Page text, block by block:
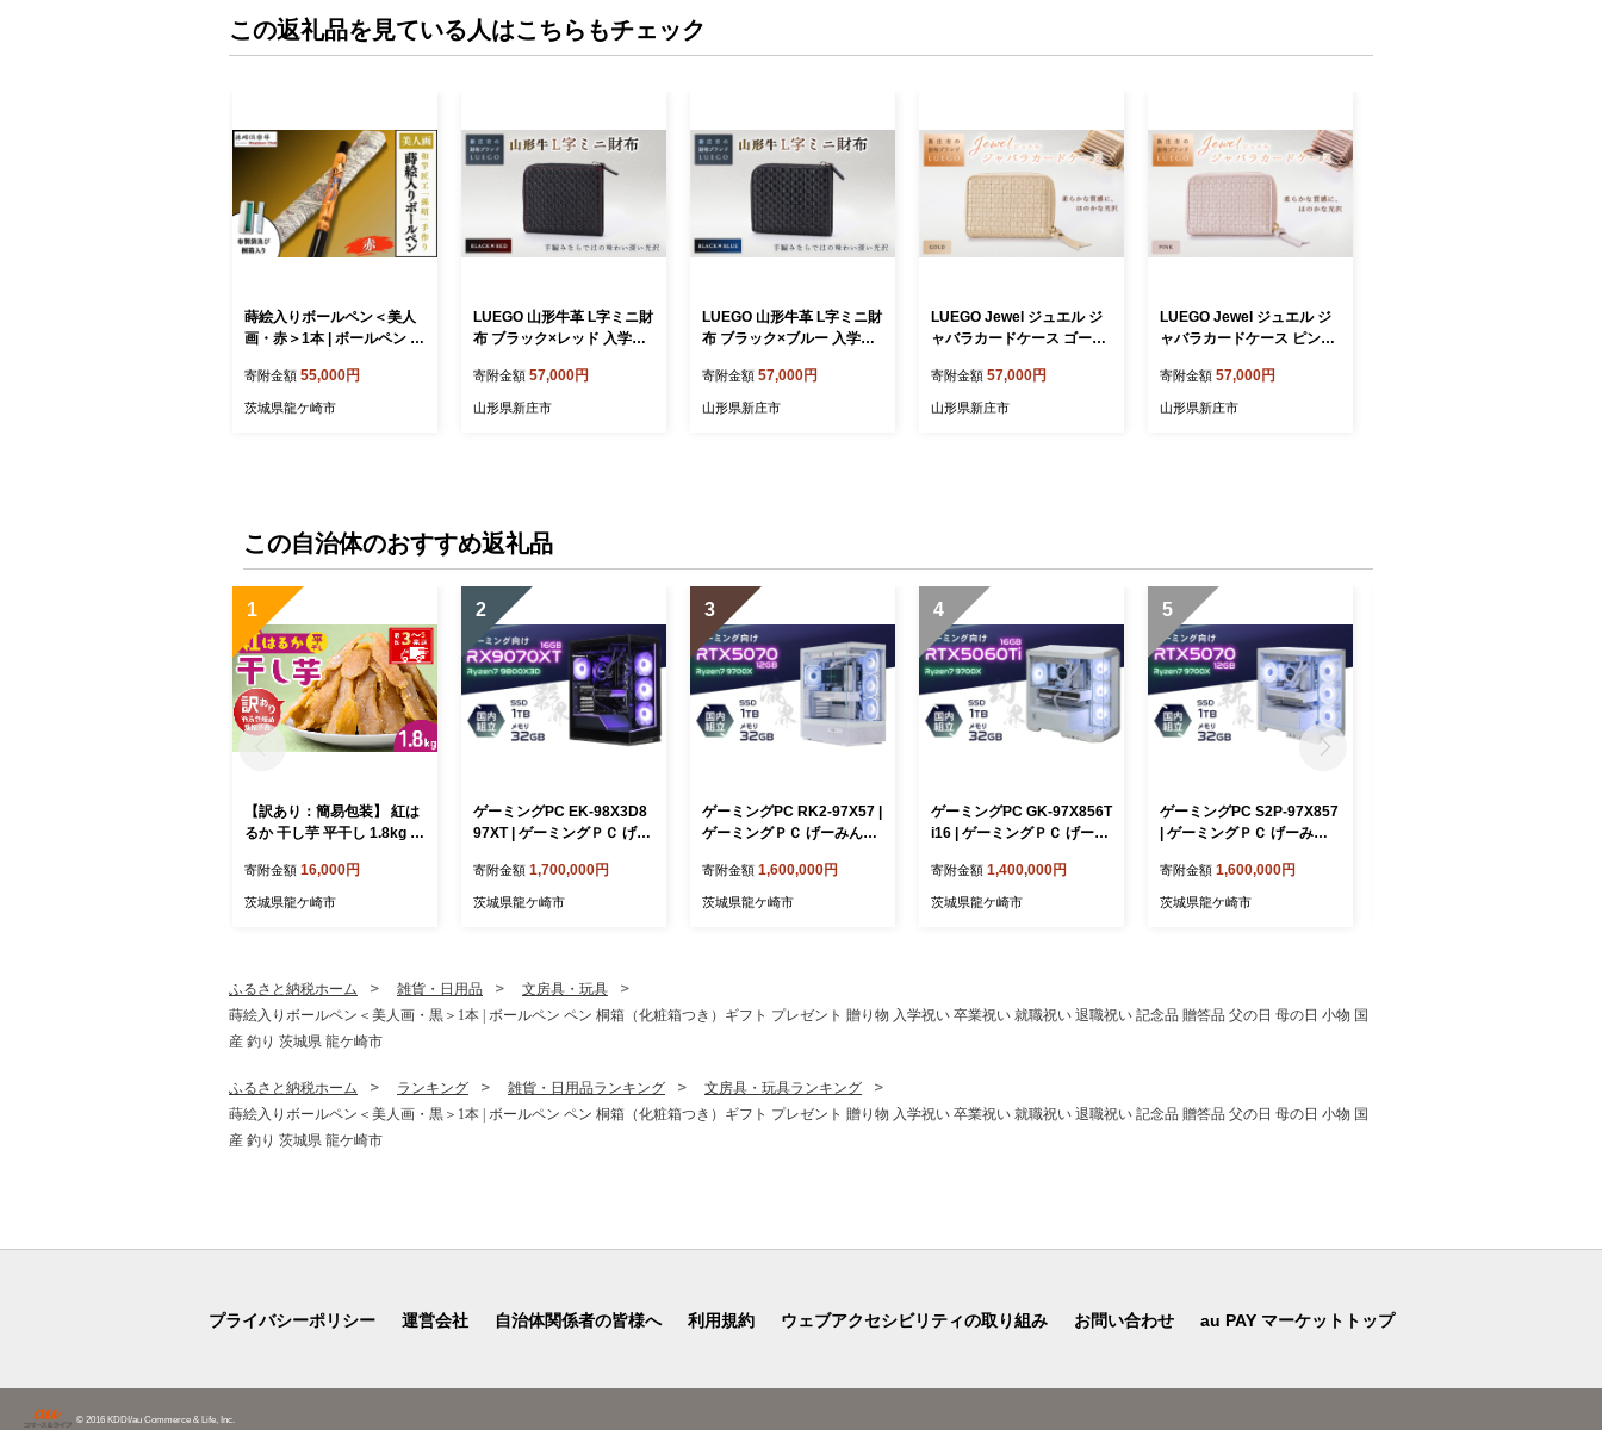
この返礼品を見ている人はこちらもチェック
蒔絵入りボールペン＜美人
画・赤＞1本 | ボールペン ペ
ト プレゼント 贈り物 入学
祝い 卒業祝い 就職祝い 退
寄附金額 55,000円
茨城県龍ケ崎市
LUEGO 山形牛革 L字ミニ財
布 ブラック×レッド 入学祝
祝い 贈り物 贈答 ギフト 人
気 誕生日 プレゼント 母の
寄附金額 57,000円
山形県新庄市
LUEGO 山形牛革 L字ミニ財
布 ブラック×ブルー 入学祝
祝い 贈り物 贈答 ギフト 人
気 誕生日 プレゼント 母の
寄附金額 57,000円
山形県新庄市
LUEGO Jewel ジュエル ジ
ャバラカードケース ゴール
祝い 退職祝い 贈り物 贈答
ギフト 人気 誕生日 プレゼ
寄附金額 57,000円
山形県新庄市
LUEGO Jewel ジュエル ジ
ャバラカードケース ピンク
退職祝い 贈り物 贈答 ギフ
ト 人気 誕生日 プレゼント
寄附金額 57,000円
山形県新庄市
この自治体のおすすめ返礼品
1
【訳あり：簡易包装】 紅は
るか 干し芋 平干し 1.8kg ゆ
不使用 国産 わけあり ほし
いも 干しいも さつまいも
寄附金額 16,000円
茨城県龍ケ崎市
2
ゲーミングPC EK-98X3D8
97XT | ゲーミングＰＣ げー
龍ケ崎市
寄附金額 1,700,000円
茨城県龍ケ崎市
3
ゲーミングPC RK2-97X57 |
ゲーミングＰＣ げーみんぐ
市
寄附金額 1,600,000円
茨城県龍ケ崎市
4
ゲーミングPC GK-97X856T
i16 | ゲーミングＰＣ げーみ
ーズ 茨城県 龍ケ崎市
寄附金額 1,400,000円
茨城県龍ケ崎市
5
ゲーミングPC S2P-97X857
| ゲーミングＰＣ げーみん
崎市
寄附金額 1,600,000円
茨城県龍ケ崎市
ふるさと納税ホーム 雑貨・日用品
文房具・玩具
蒔絵入りボールペン＜美人画・黒＞1本 | ボールペン ペン 桐箱（化粧箱つき）ギフト プレゼント 贈り物 入学祝い 卒業祝い 就職祝い 退職祝い 記念品 贈答品 父の日 母の日 小物 国
産 釣り 茨城県 龍ケ崎市
ふるさと納税ホーム ランキング 雑貨・日用品ランキング
文房具・玩具ランキング
蒔絵入りボールペン＜美人画・黒＞1本 | ボールペン ペン 桐箱（化粧箱つき）ギフト プレゼント 贈り物 入学祝い 卒業祝い 就職祝い 退職祝い 記念品 贈答品 父の日 母の日 小物 国
産 釣り 茨城県 龍ケ崎市
プライバシーポリシー 運営会社 自治体関係者の皆様へ 利用規約 ウェブアクセシビリティの取り組み お問い合わせ au PAY マーケットトップ
© 2016 KDDI/au Commerce & Life, Inc.